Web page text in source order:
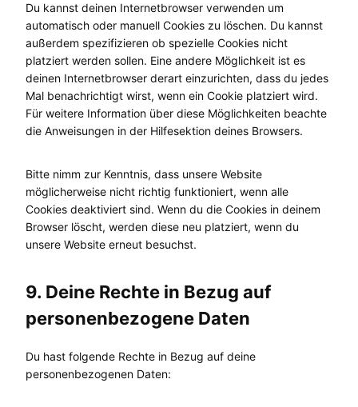
k
n
Du kannst deinen Internetbrowser verwenden um
automatisch oder manuell Cookies zu löschen. Du kannst
außerdem spezifizieren ob spezielle Cookies nicht
platziert werden sollen. Eine andere Möglichkeit ist es
deinen Internetbrowser derart einzurichten, dass du jedes
Mal benachrichtigt wirst, wenn ein Cookie platziert wird.
Für weitere Information über diese Möglichkeiten beachte
die Anweisungen in der Hilfesektion deines Browsers.
Bitte nimm zur Kenntnis, dass unsere Website
möglicherweise nicht richtig funktioniert, wenn alle
Cookies deaktiviert sind. Wenn du die Cookies in deinem
Browser löscht, werden diese neu platziert, wenn du
unsere Website erneut besuchst.
9. Deine Rechte in Bezug auf
personenbezogene Daten
Du hast folgende Rechte in Bezug auf deine
personenbezogenen Daten: